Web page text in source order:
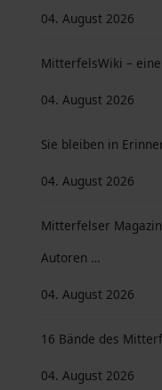
04. August 2026
MitterfelsWiki –
04. August 2026
Sie bleiben in
04. August 2026
Mitterfelser
Autoren …
04. August 2026
16 Bände des
04. August 2026